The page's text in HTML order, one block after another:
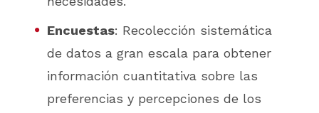
Encuestas: Recolección sistemática
de datos a gran escala para obtener
información cuantitativa sobre las
preferencias y percepciones de los